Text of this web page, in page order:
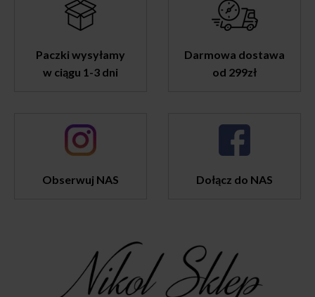
Paczki wysyłamy
w ciągu 1-3 dni
Darmowa dostawa
od 299zł
Obserwuj NAS Dołącz do NAS